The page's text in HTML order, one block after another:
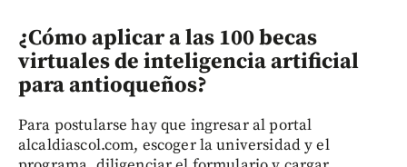
¿Cómo aplicar a las 100 becas
virtuales de inteligencia artificial
para antioqueños?
Para postularse hay que ingresar al portal
alcaldiascol.com, escoger la universidad y el